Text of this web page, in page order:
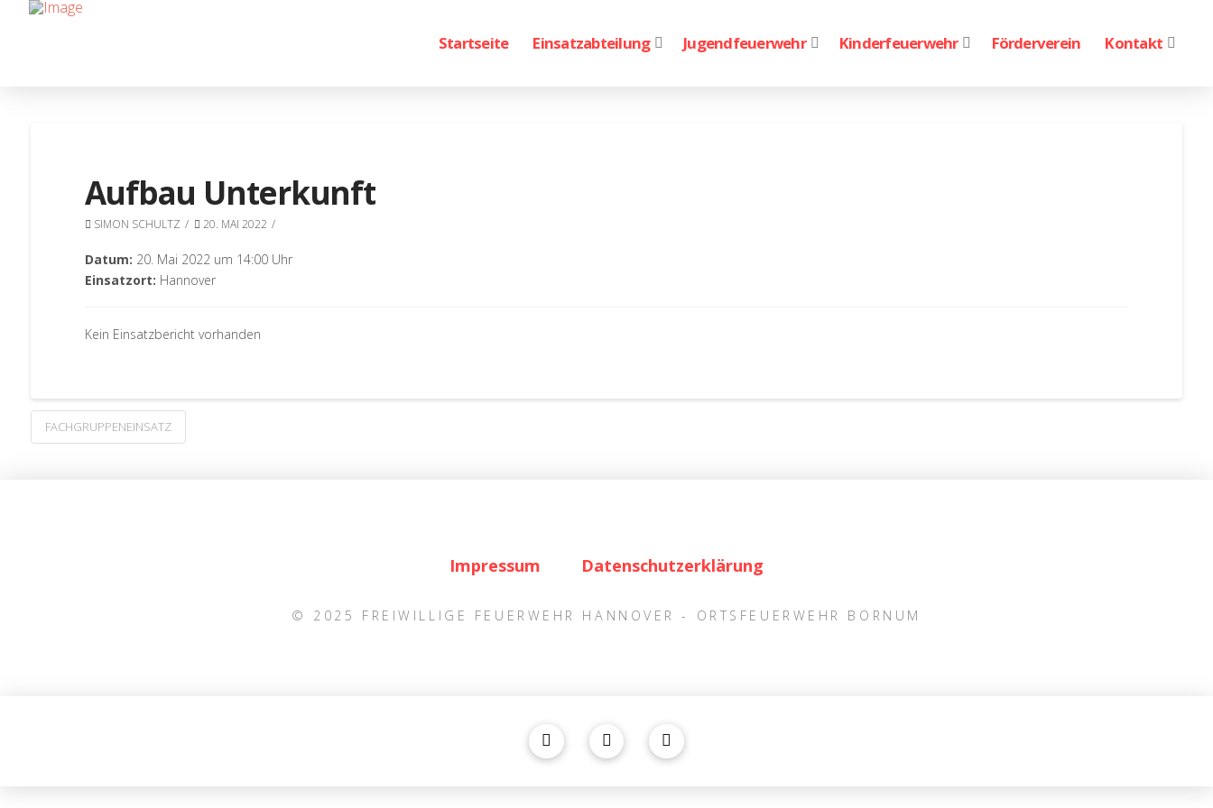
Startseite Einsatzabteilung Jugendfeuerwehr Kinderfeuerwehr Förderverein Kontakt
Aufbau Unterkunft
SIMON SCHULTZ 20. MAI 2022
Datum: 20. Mai 2022 um 14:00 Uhr
Einsatzort: Hannover
Kein Einsatzbericht vorhanden
FACHGRUPPENEINSATZ
Impressum Datenschutzerklärung
© 2025 FREIWILLIGE FEUERWEHR HANNOVER - ORTSFEUERWEHR BORNUM